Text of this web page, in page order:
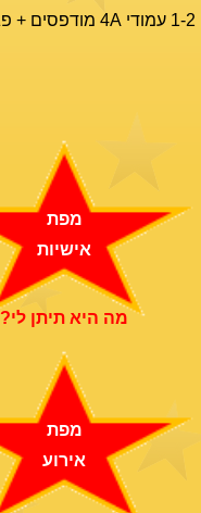
1-2 עמודי 4A מודפסים + פגישה
מפת
אישיות
מה היא תיתן לי?
מפת
אירוע